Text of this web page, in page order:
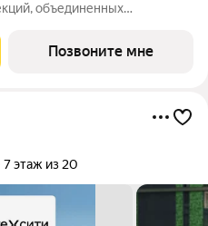
объединенных
собственный
на первых
Позвоните мне
7 этаж из 20